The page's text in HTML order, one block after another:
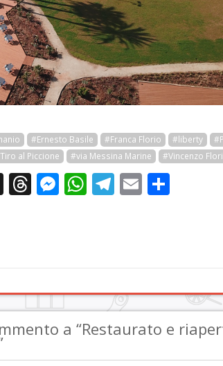
#Ernesto Basile #Franca Florio #liberty
al Piccione #via Messina Marine #Vincenzo
X Threads
Messenger
WhatsApp
Telegram
Email
a “Restaurato e